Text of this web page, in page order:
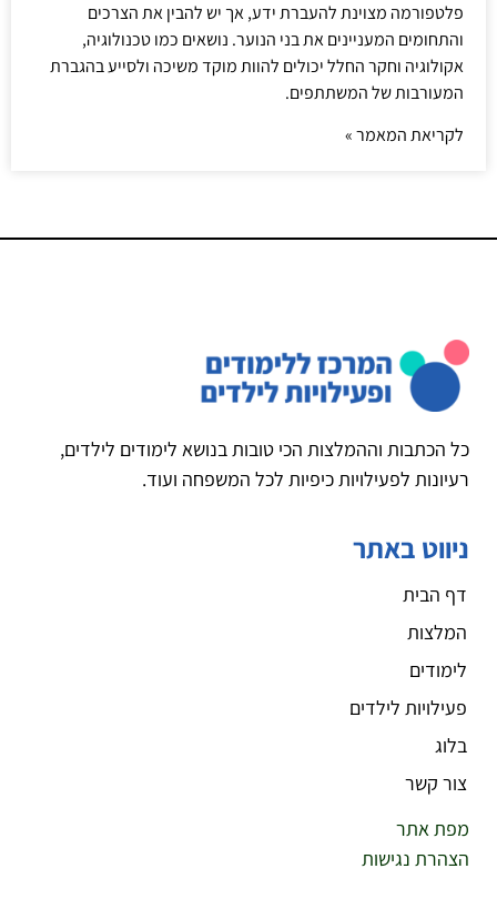
פלטפורמה מצוינת להעברת ידע, אך יש להבין את הצרכים
והתחומים המעניינים את בני הנוער. נושאים כמו טכנולוגיה,
אקולוגיה וחקר החלל יכולים להוות מוקד משיכה ולסייע בהגברת
המעורבות של המשתתפים.
לקריאת המאמר »
כל הכתבות וההמלצות הכי טובות בנושא לימודים לילדים,
רעיונות לפעילויות כיפיות לכל המשפחה ועוד.
ניווט באתר
דף הבית
המלצות
לימודים
פעילויות לילדים
בלוג
צור קשר
מפת אתר
הצהרת נגישות